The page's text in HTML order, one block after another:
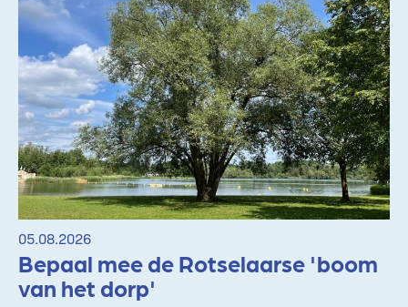
05.08.2026
Bepaal mee de Rotselaarse 'boom
van het dorp'